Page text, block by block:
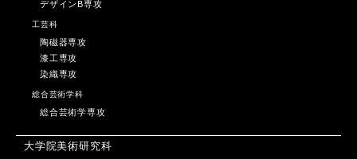
デザインB専攻
工芸科
陶磁器専攻
漆工専攻
染織専攻
総合芸術学科
総合芸術学専攻
大学院美術研究科